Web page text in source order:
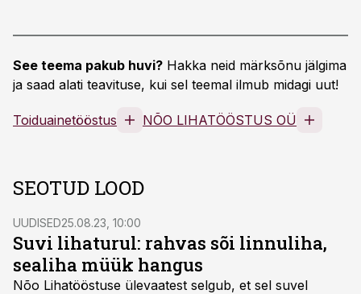
See teema pakub huvi? Hakka neid märksõnu jälgima
ja saad alati teavituse, kui sel teemal ilmub midagi uut!
Toiduainetööstus NÕO LIHATÖÖSTUS OÜ
SEOTUD LOOD
UUDISED25.08.23, 10:00
Suvi lihaturul: rahvas sõi linnuliha,
sealiha müük hangus
Nõo Lihatööstuse ülevaatest selgub, et sel suvel